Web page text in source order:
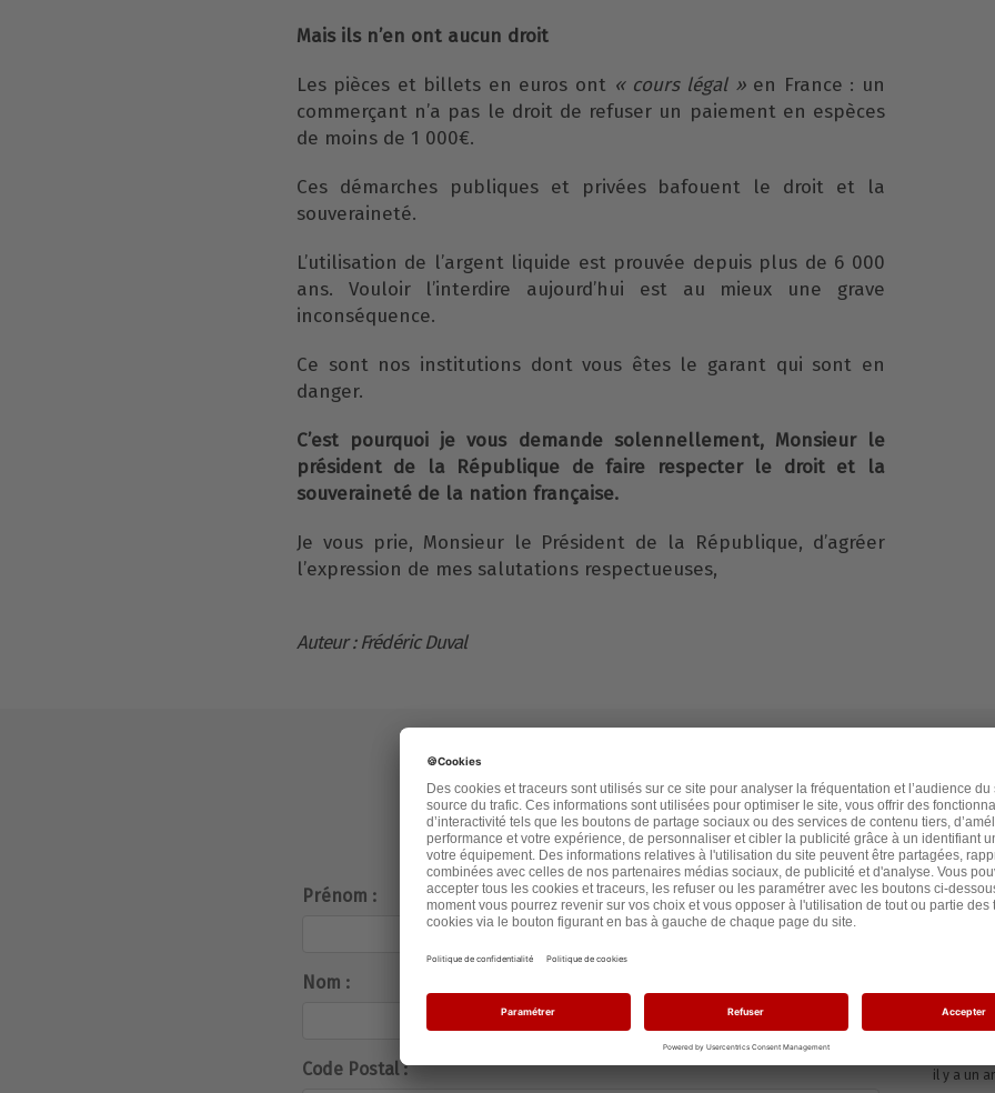
Mais ils n’en ont aucun droit
Les pièces et billets en euros ont « cours légal » en France : un
commerçant n’a pas le droit de refuser un paiement en espèces
de moins de 1 000€.
Ces démarches publiques et privées bafouent le droit et la
souveraineté.
L’utilisation de l’argent liquide est prouvée depuis plus de 6 000
ans. Vouloir l’interdire aujourd’hui est au mieux une grave
inconséquence.
Ce sont nos institutions dont vous êtes le garant qui sont en
danger.
C’est pourquoi je vous demande solennellement, Monsieur le
président de la République de faire respecter le droit et la
souveraineté de la nation française.
Je vous prie, Monsieur le Président de la République, d’agréer
l’expression de mes salutations respectueuses,
Auteur : Frédéric Duval
Nombre de signatures :
37 068
Prénom :
Nom :
Code Postal :
Heure
il y a 8
il y a un
il y a un